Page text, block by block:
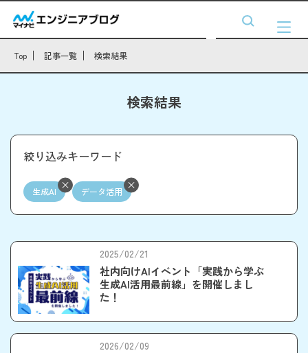
Top 記事一覧 検索結果
検索結果
絞り込みキーワード
生成AI データ活用
2025/02/21
社内向けAIイベント「実践から学ぶ
生成AI活用最前線」を開催しまし
た！
2026/02/09